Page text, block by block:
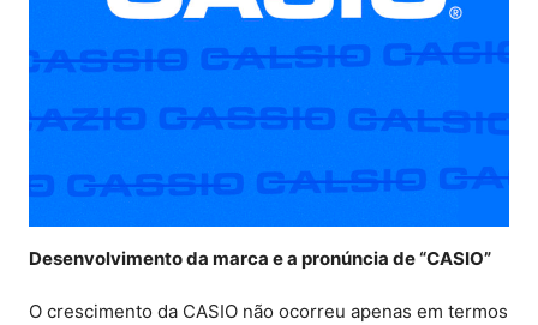
Desenvolvimento da marca e a pronúncia de “CASIO”
O crescimento da CASIO não ocorreu apenas em termos